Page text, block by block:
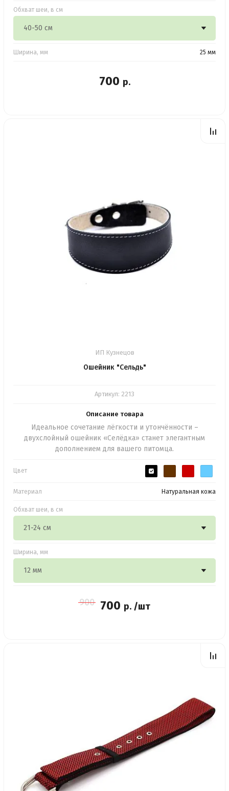
Обхват шеи, в см
Ширина, мм 25 мм
700 р.
ИП Кузнецов
Ошейник "Сельдь"
Артикул: 2213
Описание товара
Идеальное сочетание лёгкости и утончённости –
двухслойный ошейник «Селёдка» станет элегантным
дополнением для вашего питомца.
Цвет
Материал Натуральная кожа
Обхват шеи, в см
Ширина, мм
900 700 р. /шт